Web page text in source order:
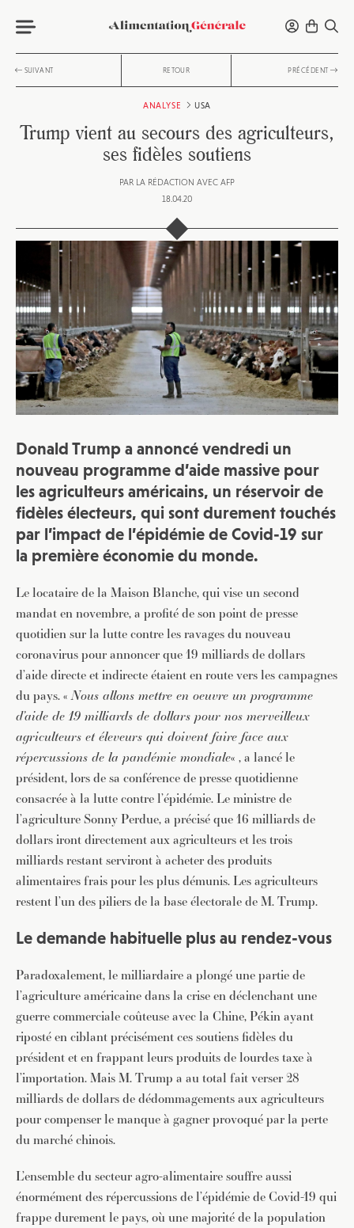
SUIVANT RETOUR PRÉCÉDENT
ANALYSE USA
Trump vient au secours des agriculteurs,
ses fidèles soutiens
PAR LA RÉDACTION AVEC AFP
18.04.20
Donald Trump a annoncé vendredi un
nouveau programme d’aide massive pour
les agriculteurs américains, un réservoir de
fidèles électeurs, qui sont durement touchés
par l’impact de l’épidémie de Covid-19 sur
la première économie du monde.
Le locataire de la Maison Blanche, qui vise un second
mandat en novembre, a profité de son point de presse
quotidien sur la lutte contre les ravages du nouveau
coronavirus pour annoncer que 19 milliards de dollars
d’aide directe et indirecte étaient en route vers les campagnes
du pays. «Nous allons mettre en oeuvre un programme
d’aide de 19 milliards de dollars pour nos merveilleux
agriculteurs et éleveurs qui doivent faire face aux
répercussions de la pandémie mondiale« , a lancé le
président, lors de sa conférence de presse quotidienne
consacrée à la lutte contre l’épidémie. Le ministre de
l’agriculture Sonny Perdue, a précisé que 16 milliards de
dollars iront directement aux agriculteurs et les trois
milliards restant serviront à acheter des produits
alimentaires frais pour les plus démunis. Les agriculteurs
restent l’un des piliers de la base électorale de M. Trump.
Le demande habituelle plus au rendez-vous
Paradoxalement, le milliardaire a plongé une partie de
l’agriculture américaine dans la crise en déclenchant une
guerre commerciale coûteuse avec la Chine, Pékin ayant
riposté en ciblant précisément ces soutiens fidèles du
président et en frappant leurs produits de lourdes taxe à
l’importation. Mais M. Trump a au total fait verser 28
milliards de dollars de dédommagements aux agriculteurs
pour compenser le manque à gagner provoqué par la perte
du marché chinois.
L’ensemble du secteur agro-alimentaire souffre aussi
énormément des répercussions de l’épidémie de Covid-19 qui
frappe durement le pays, où une majorité de la population